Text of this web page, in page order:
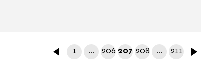
1 … 206 207 208 … 211